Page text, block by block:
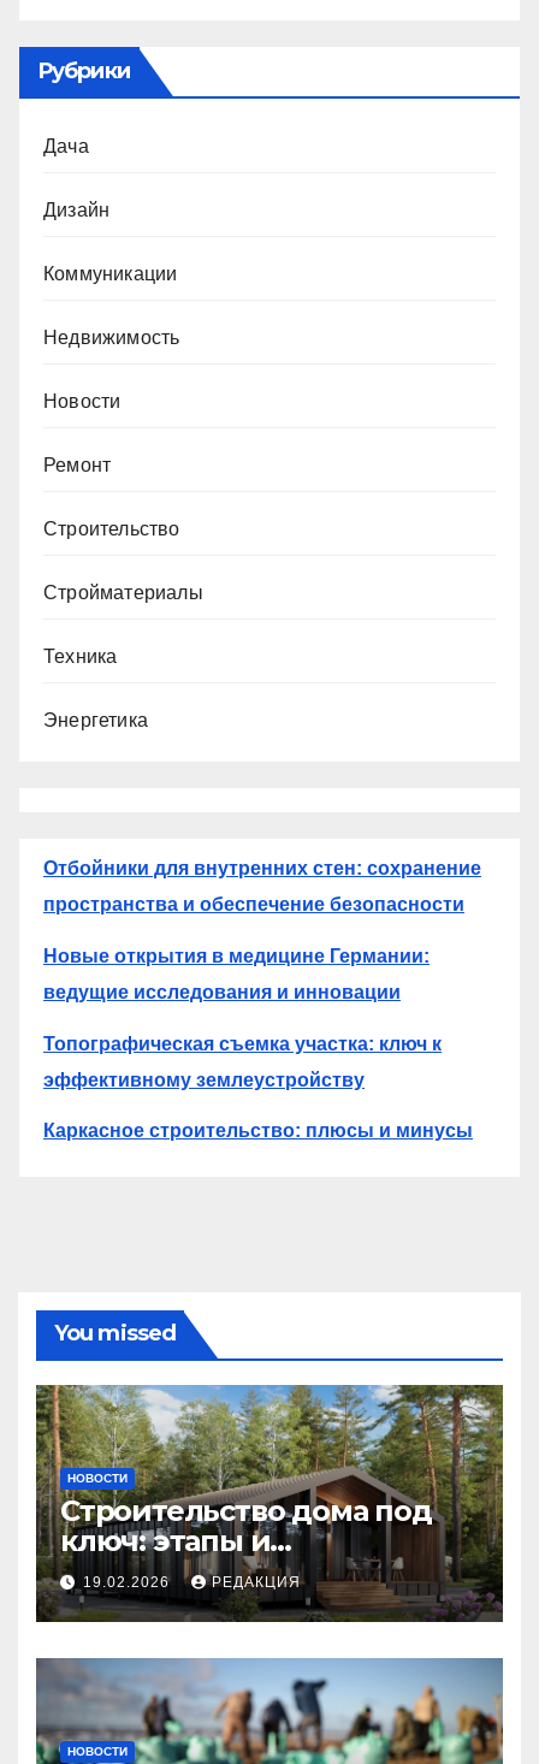
Рубрики
Дача
Дизайн
Коммуникации
Недвижимость
Новости
Ремонт
Строительство
Стройматериалы
Техника
Энергетика
Отбойники для внутренних стен: сохранение
пространства и обеспечение безопасности
Новые открытия в медицине Германии:
ведущие исследования и инновации
Топографическая съемка участка: ключ к
эффективному землеустройству
Каркасное строительство: плюсы и минусы
You missed
НОВОСТИ
Строительство дома под
ключ: этапы и
планирование бюджета
19.02.2026 РЕДАКЦИЯ
НОВОСТИ